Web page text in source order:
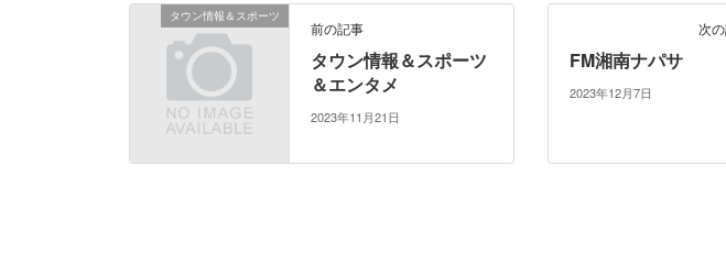
タウン情報＆スポーツ
前の記事
タウン情報＆スポーツ
＆エンタメ
2023年11月21日
次
FM湘南ナパサ
2023年12月7日